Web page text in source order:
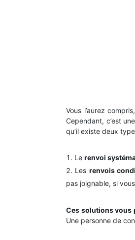
Vous l’aurez
Cependant, c’est
qu’il existe deux
Lerenvoi
Les renvois
pas joignable, si
Ces solutions vous
Une personne de